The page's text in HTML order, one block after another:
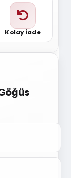
Kolay İade